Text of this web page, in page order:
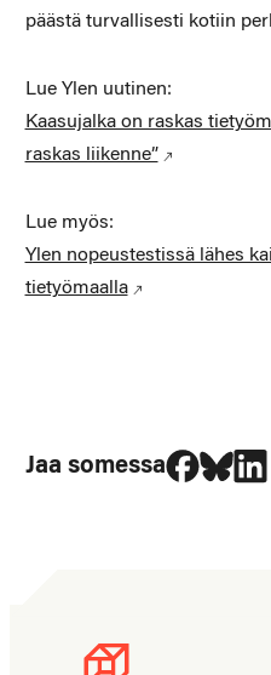
päästä turvallisesti kotiin
Lue Ylen uutinen:
Kaasujalka on raskas
raskas liikenne”
Lue myös:
Ylen nopeustestissä lähes
tietyömaalla
Jaa somessa
Jaa Jaa